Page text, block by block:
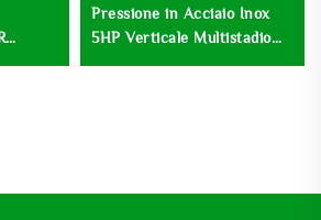
Pressione in Acciaio Inox
5HP Verticale Multistadio